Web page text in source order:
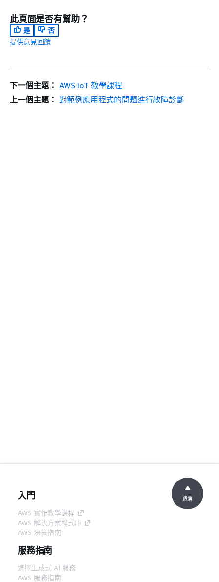
此頁面是否有幫助？
是
否
提供意見回饋
下一個主題： AWS IoT 教學課程
上一個主題： 對範例應用程式的問題進行故障診斷
入門
AWS 實作教學課程
AWS 解決方案程式庫
AWS 決策指南
服務指南
選擇生成式 AI 服務
AWS 服務指南
頂端